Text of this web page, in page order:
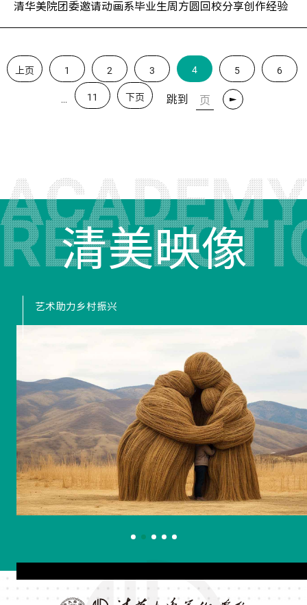
清华美院团委邀请动画系毕业生周方圆回校分享创作经验
上页 1 2 3 4 5 6
... 11 下页 跳到
清美映像
艺术助力乡村振兴